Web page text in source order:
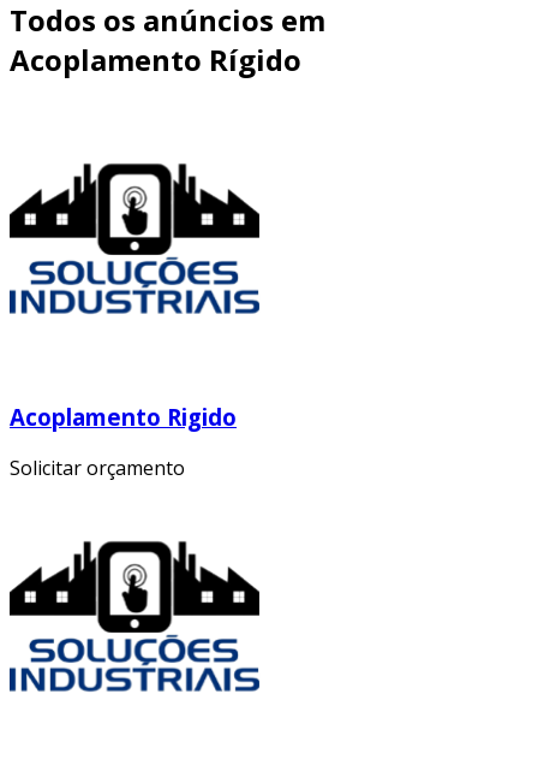
Todos os anúncios em
Acoplamento Rígido
Acoplamento Rigido
Solicitar orçamento